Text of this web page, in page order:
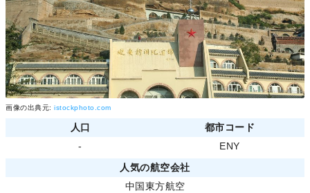
画像の出典元: istockphoto.com
人口
都市コード
-
ENY
人気の航空会社
中国東方航空